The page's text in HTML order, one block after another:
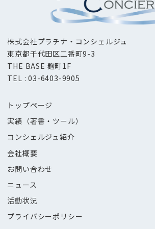
株式会社プラチナ・コンシェルジュ
東京都千代田区二番町9-3
THE BASE 麹町1F
TEL : 03-6403-9905
トップページ
実績（著書・ツール）
コンシェルジュ紹介
会社概要
お問い合わせ
ニュース
活動状況
プライバシーポリシー